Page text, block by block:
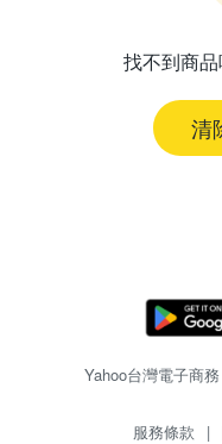
找不到商
清
Yahoo台灣電子商
服務條款 |